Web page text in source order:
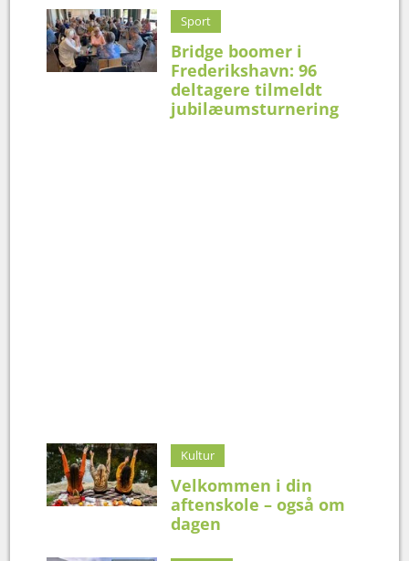
Sport
Bridge boomer i
Frederikshavn: 96
deltagere tilmeldt
jubilæumsturnering
Kultur
Velkommen i din
aftenskole – også om
dagen